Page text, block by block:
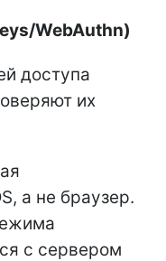
WebAuthn)
доступа
их
а не браузер.
с сервером